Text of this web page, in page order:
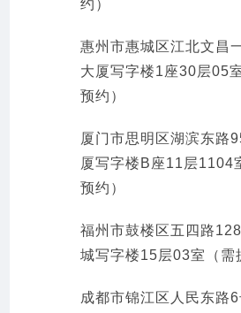
约）
惠州市惠城区江北文昌
大厦写字楼1座30层05
预约）
厦门市思明区湖滨东路
厦写字楼B座11层1104
预约）
福州市鼓楼区五四路
城写字楼15层03室（需
成都市锦江区人民东路